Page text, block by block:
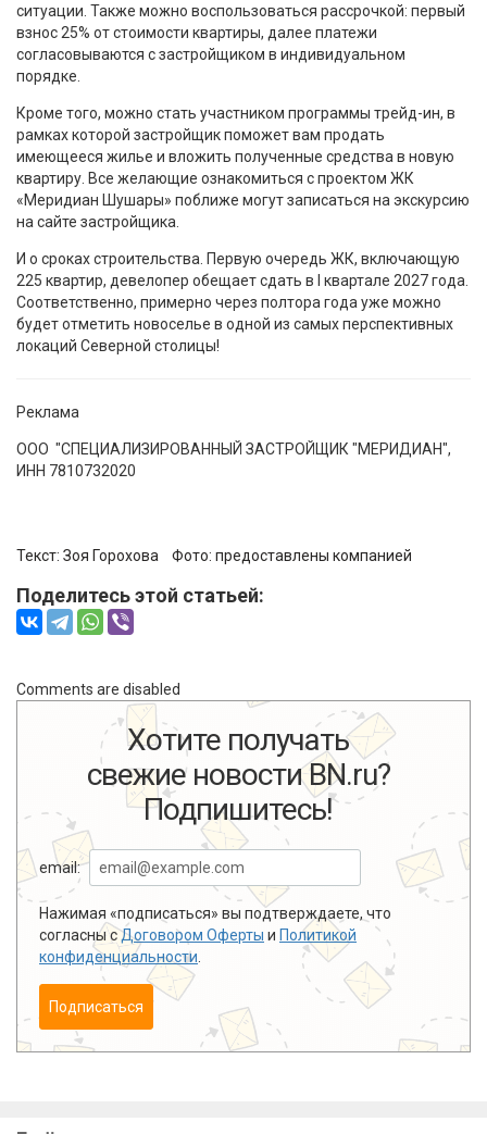
ситуации. Также можно воспользоваться рассрочкой: первый
взнос 25% от стоимости квартиры, далее платежи
согласовываются с застройщиком в индивидуальном
порядке.
Кроме того, можно стать участником программы трейд-ин, в
рамках которой застройщик поможет вам продать
имеющееся жилье и вложить полученные средства в новую
квартиру. Все желающие ознакомиться с проектом ЖК
«Меридиан Шушары» поближе могут записаться на экскурсию
на сайте застройщика.
И о сроках строительства. Первую очередь ЖК, включающую
225 квартир, девелопер обещает сдать в I квартале 2027 года.
Соответственно, примерно через полтора года уже можно
будет отметить новоселье в одной из самых перспективных
локаций Северной столицы!
Реклама
ООО "СПЕЦИАЛИЗИРОВАННЫЙ ЗАСТРОЙЩИК "МЕРИДИАН",
ИНН 7810732020
Текст: Зоя Горохова Фото: предоставлены компанией
Поделитесь этой статьей:
Comments are disabled
Хотите получать
свежие новости BN.ru?
Подпишитесь!
email:
Нажимая «подписаться» вы подтверждаете, что
согласны сДоговором Оферты и Политикой
конфиденциальности
Подписаться